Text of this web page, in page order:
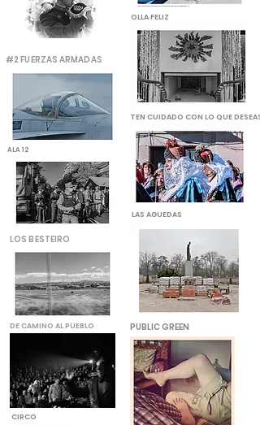
OLLA FELIZ
TEN CUIDADO CON LO QUE DESEAS
LAS AGUEDAS
ALA 12
#2 FUERZAS ARMADAS
LOS BESTEIRO
PUBLIC GREEN
DE CAMINO AL PUEBLO
CIRCO